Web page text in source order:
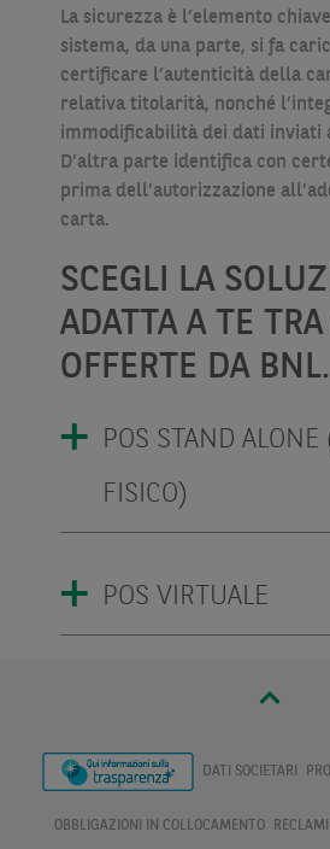
La sicurezza è l’elemento
sistema, da una parte, si fa
certificare l’autenticità della
relativa titolarità, nonché
immodificabilità dei dati inviati
D’altra parte identifica con
prima dell’autorizzazione
carta.
SCEGLI LA
ADATTA A TE
OFFERTE DA BNL.
POS STAND ALONE
FISICO)
POS VIRTUALE
DATI SOCIETARI
OBBLIGAZIONI IN COLLOCAMENTO